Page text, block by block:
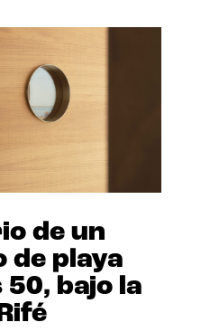
de un
de playa
50, bajo la